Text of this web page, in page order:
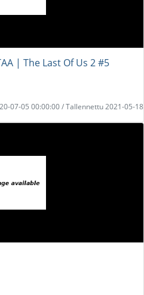
| The Last Of Us 2 #5
07-05 00:00:00 / Tallennettu 2021-05-18